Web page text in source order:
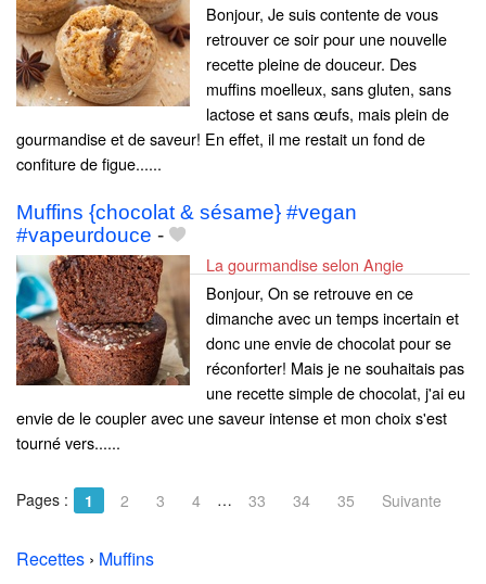
Bonjour, Je suis contente de vous
retrouver ce soir pour une nouvelle
recette pleine de douceur. Des
muffins moelleux, sans gluten, sans
lactose et sans œufs, mais plein de
gourmandise et de saveur! En effet, il me restait un fond de
confiture de figue......
Muffins {chocolat & sésame} #vegan
#vapeurdouce -
La gourmandise selon Angie
Bonjour, On se retrouve en ce
dimanche avec un temps incertain et
donc une envie de chocolat pour se
réconforter! Mais je ne souhaitais pas
une recette simple de chocolat, j'ai eu
envie de le coupler avec une saveur intense et mon choix s'est
tourné vers......
Pages : 1 2 3 4 … 33 34 35 Suivante
Recettes › Muffins